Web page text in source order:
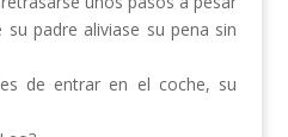
padre aliviase su pena sin
de entrar en el coche, su